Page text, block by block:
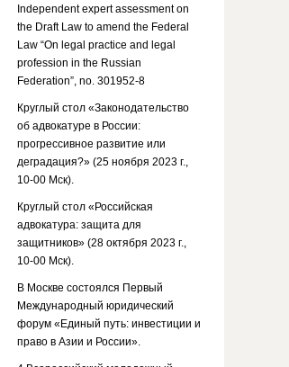
Independent expert assessment on
the Draft Law to amend the Federal
Law “On legal practice and legal
profession in the Russian
Federation”, no. 301952-8
Круглый стол «Законодательство
об адвокатуре в России:
прогрессивное развитие или
деградация?» (25 ноября 2023 г.,
10-00 Мск).
Круглый стол «Российская
адвокатура: защита для
защитников» (28 октября 2023 г.,
10-00 Мск).
В Москве состоялся Первый
Международный юридический
форум «Единый путь: инвестиции и
право в Азии и России».